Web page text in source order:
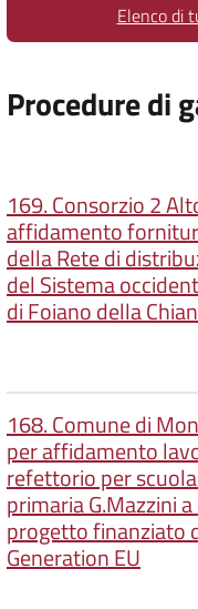
Elenco di
Procedure di
169. Consorzio 2
affidamento
della Rete di
del Sistema
di Foiano della
168. Comune di
per affidamento
refettorio per
primaria G.Mazzini
progetto finanziato
Generation EU